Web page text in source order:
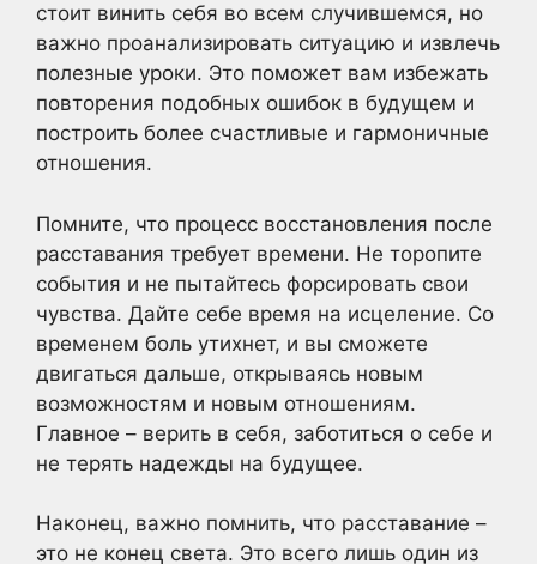
стоит винить себя во всем случившемся, но
важно проанализировать ситуацию и извлечь
полезные уроки. Это поможет вам избежать
повторения подобных ошибок в будущем и
построить более счастливые и гармоничные
отношения.
Помните, что процесс восстановления после
расставания требует времени. Не торопите
события и не пытайтесь форсировать свои
чувства. Дайте себе время на исцеление. Со
временем боль утихнет, и вы сможете
двигаться дальше, открываясь новым
возможностям и новым отношениям.
Главное – верить в себя, заботиться о себе и
не терять надежды на будущее.
Наконец, важно помнить, что расставание –
это не конец света. Это всего лишь один из